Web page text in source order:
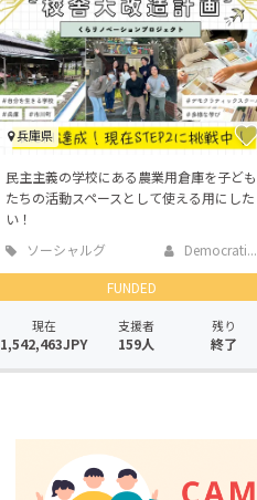
兵庫県
民主主義の学校にある農業用倉庫を子ども
たちの活動スペースとして使える用にした
い！
ソーシャルグ
ッド
Democrati...
FUNDED
現在
1,542,463JPY
支援者
159人
残り
終了